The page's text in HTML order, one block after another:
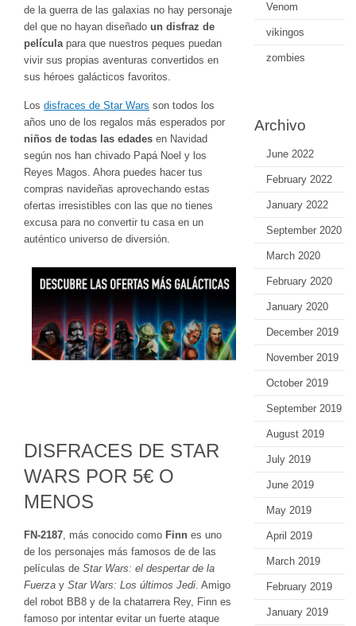
de la guerra de las galaxias no hay personaje
del que no hayan diseñado un disfraz de
película para que nuestros peques puedan
vivir sus propias aventuras convertidos en
sus héroes galácticos favoritos.
Los disfraces de Star Wars son todos los
años uno de los regalos más esperados por
niños de todas las edades en Navidad
según nos han chivado Papá Noel y los
Reyes Magos. Ahora puedes hacer tus
compras navideñas aprovechando estas
ofertas irresistibles con las que no tienes
excusa para no convertir tu casa en un
auténtico universo de diversión.
DISFRACES DE STAR
WARS POR 5€ O
MENOS
FN-2187, más conocido como Finn es uno
de los personajes más famosos de de las
películas de Star Wars: el despertar de la
Fuerza y Star Wars: Los últimos Jedi. Amigo
del robot BB8 y de la chatarrera Rey, Finn es
famoso por intentar evitar un fuerte ataque
Venom
vikingos
zombies
Archivo
June 2022
February 2022
January 2022
September 2020
March 2020
February 2020
January 2020
December 2019
November 2019
October 2019
September 2019
August 2019
July 2019
June 2019
May 2019
April 2019
March 2019
February 2019
January 2019